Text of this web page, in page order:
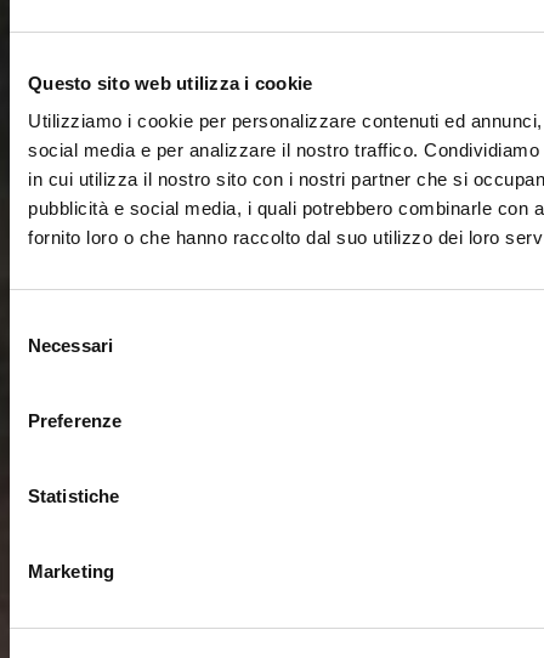
Questo sito web utilizza i cookie
Utilizziamo i cookie per personalizzare contenuti ed
social media e per analizzare il nostro traffico.
in cui utilizza il nostro sito con i nostri partner che si
pubblicità e social media, i quali potrebbero combinarle con
fornito loro o che hanno raccolto dal suo utilizzo dei loro
delNecessari
Preferenze
Statistiche
Marketing